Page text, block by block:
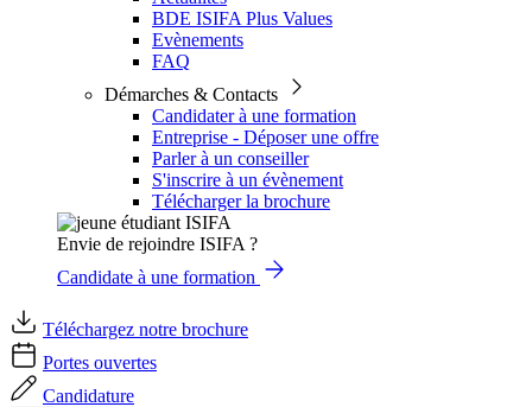
BDE ISIFA Plus Values
Evènements
FAQ
Démarches & Contacts
Candidater à une formation
Entreprise - Déposer une offre
Parler à un conseiller
S'inscrire à un évènement
Télécharger la brochure
Envie de rejoindre ISIFA ?
Candidate à une formation
Téléchargez notre brochure
Portes ouvertes
Candidature